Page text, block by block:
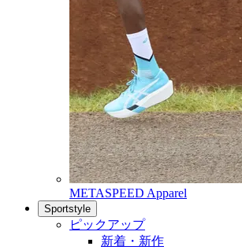
METASPEED Apparel
Sportstyle
ピックアップ
新着・新作